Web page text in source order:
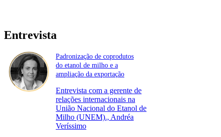
Entrevista
Padronização de coprodutos
do etanol de milho e a
ampliação da exportação
Entrevista com a gerente de
relações internacionais na
União Nacional do Etanol de
Milho (UNEM)., Andréa
Veríssimo